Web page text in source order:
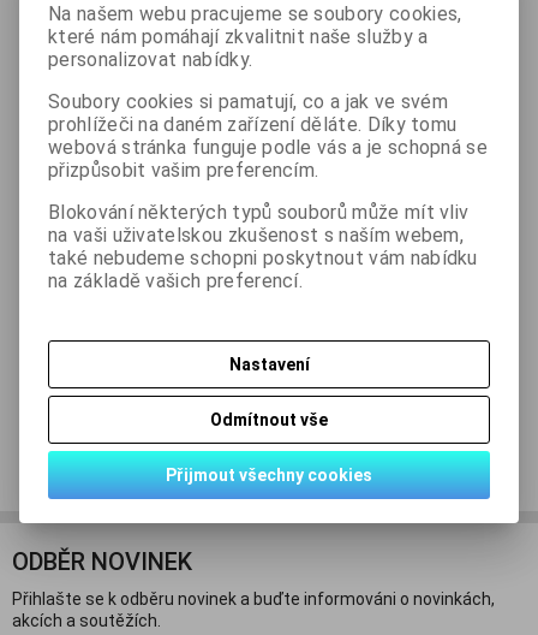


ks Koupit
Přidat do oblíbených Tisk
Skladem:2 ks
Doporučit výrobek
ODBĚR NOVINEK
Přihlašte se k odběru novinek a buďte informováni o novinkách,
akcích a soutěžích.
Na našem webu pracujeme se soubory cookies,
které nám pomáhají zkvalitnit naše služby a
personalizovat nabídky.
Soubory cookies si pamatují, co a jak ve svém
prohlížeči na daném zařízení děláte. Díky tomu
webová stránka funguje podle vás a je schopná se
přizpůsobit vašim preferencím.
Blokování některých typů souborů může mít vliv
na vaši uživatelskou zkušenost s naším webem,
také nebudeme schopni poskytnout vám nabídku
na základě vašich preferencí.
Nastavení
Odmítnout vše
Přijmout všechny cookies